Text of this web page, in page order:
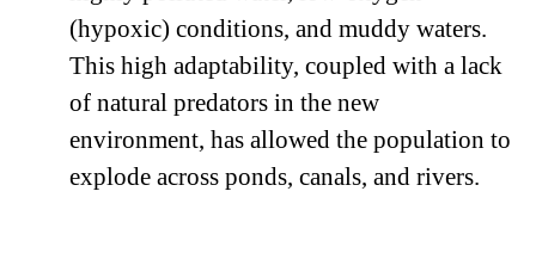
(hypoxic) conditions, and muddy waters.
This high adaptability, coupled with a lack
of natural predators in the new
environment, has allowed the population to
explode across ponds, canals, and rivers.